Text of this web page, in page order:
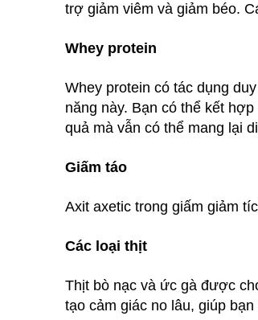
trợ giảm viêm và giảm béo.
Whey protein
Whey protein có tác dụng
năng này. Bạn có thể kết
quả mà vẫn có thể mang lại
Giấm táo
Axit axetic trong giấm giảm
Các loại thịt
Thịt bò nạc và ức gà được
tạo cảm giác no lâu, giúp